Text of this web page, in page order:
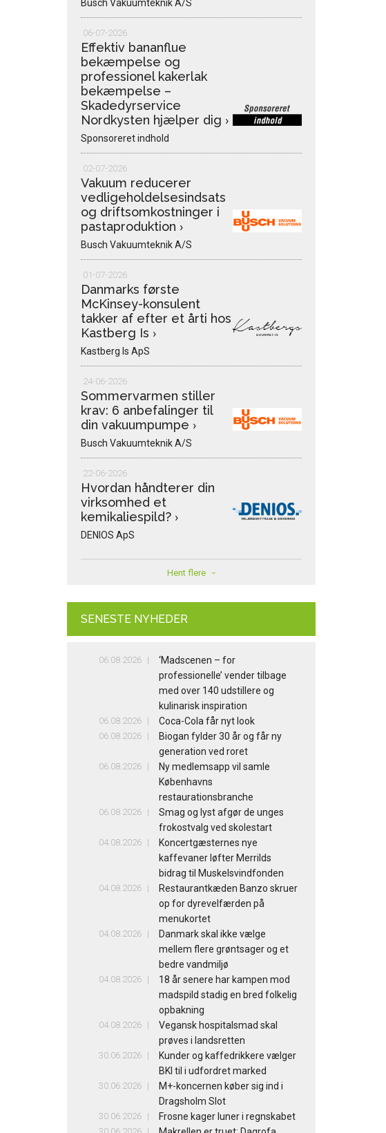
Busch Vakuumteknik A/S
06-07-2026
Effektiv bananflue
bekæmpelse og
professionel kakerlak
bekæmpelse –
Skadedyrservice
Nordkysten hjælper dig ›
Sponsoreret indhold
02-07-2026
Vakuum reducerer
vedligeholdelsesindsats
og driftsomkostninger i
pastaproduktion ›
Busch Vakuumteknik A/S
01-07-2026
Danmarks første
McKinsey-konsulent
takker af efter et årti hos
Kastberg Is ›
Kastberg Is ApS
24-06-2026
Sommervarmen stiller
krav: 6 anbefalinger til
din vakuumpumpe ›
Busch Vakuumteknik A/S
22-06-2026
Hvordan håndterer din
virksomhed et
kemikaliespild? ›
DENIOS ApS
Hent flere
SENESTE NYHEDER
06.08.2026
‘Madscenen – for
professionelle’ vender tilbage
med over 140 udstillere og
kulinarisk inspiration
06.08.2026 Coca-Cola får nyt look
06.08.2026
Biogan fylder 30 år og får ny
generation ved roret
06.08.2026
Ny medlemsapp vil samle
Københavns
restaurationsbranche
06.08.2026
Smag og lyst afgør de unges
frokostvalg ved skolestart
04.08.2026
Koncertgæsternes nye
kaffevaner løfter Merrilds
bidrag til Muskelsvindfonden
04.08.2026
Restaurantkæden Banzo skruer
op for dyrevelfærden på
menukortet
04.08.2026
Danmark skal ikke vælge
mellem flere grøntsager og et
bedre vandmiljø
04.08.2026
18 år senere har kampen mod
madspild stadig en bred folkelig
opbakning
04.08.2026
Vegansk hospitalsmad skal
prøves i landsretten
30.06.2026
Kunder og kaffedrikkere vælger
BKI til i udfordret marked
30.06.2026
M+-koncernen køber sig ind i
Dragsholm Slot
30.06.2026 Frosne kager luner i regnskabet